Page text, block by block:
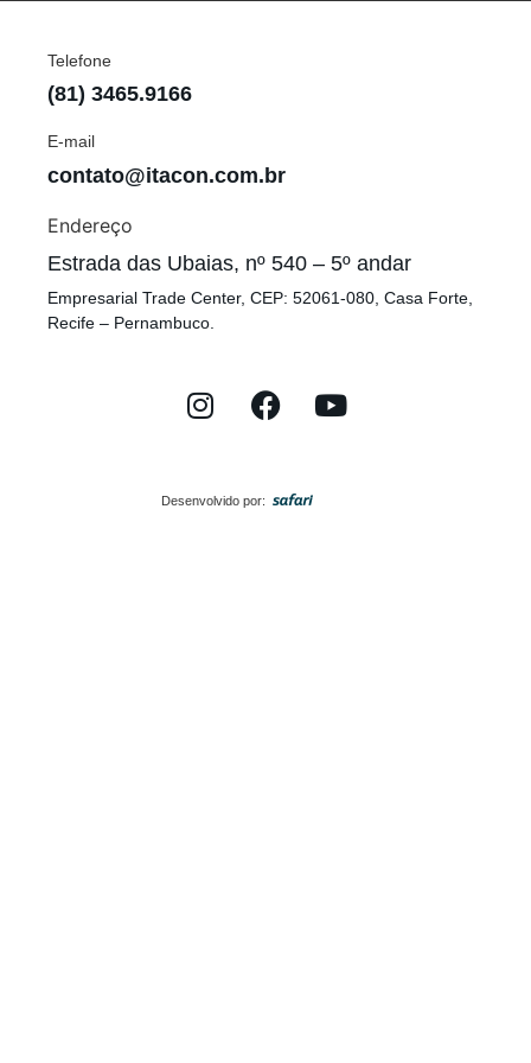
Telefone
(81) 3465.9166
E-mail
contato@itacon.com.br
Endereço
Estrada das Ubaias, nº 540 – 5º andar
Empresarial Trade Center, CEP: 52061-080, Casa Forte,
Recife – Pernambuco.
Desenvolvido por: